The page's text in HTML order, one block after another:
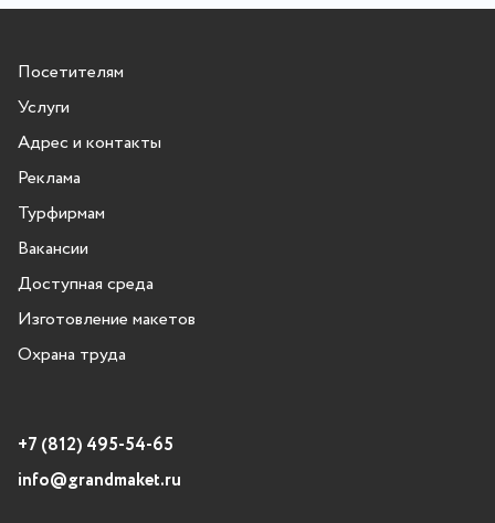
Посетителям
Услуги
Адрес и контакты
Реклама
Турфирмам
Вакансии
Доступная среда
Изготовление макетов
Охрана труда
+7 (812) 495-54-65
info@grandmaket.ru